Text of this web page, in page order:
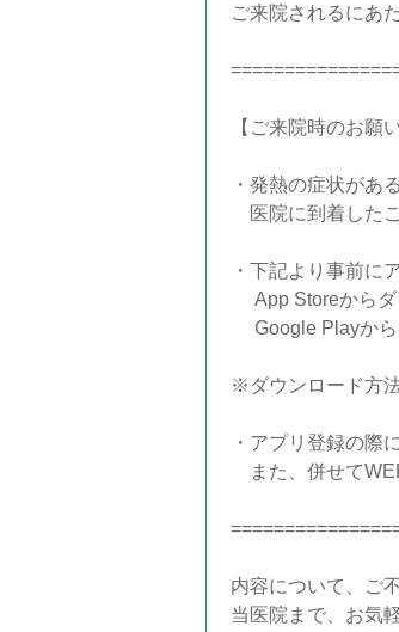
ご来院されるにあ
【ご来院時のお願い
・発熱の症状があ
医院に到着した
・下記より事前に
App Storeからダ
Google Playから
※ダウンロード方
・アプリ登録の際
また、併せて
内容について、ご
当医院まで、お気